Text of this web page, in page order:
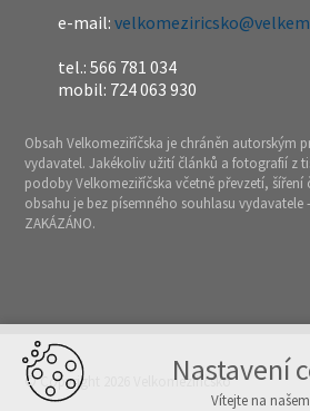
Nastavení
Vítejte na
e-mail:
tel.: 566 781 034
mobil: 724 063 930
Obsah Velkomeziříčska je chráněn autorským
vydavatel. Jakékoliv užití článků a fotografií z
podoby Velkomeziříčska včetně převzetí,
obsahu je bez písemného souhlasu vydavatele
ZAKÁZÁNO.
© Copyright 2026 Velkomeziříčsko